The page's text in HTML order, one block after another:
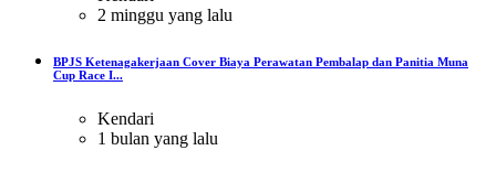
2 minggu yang lalu
BPJS Ketenagakerjaan Cover Biaya Perawatan Pembalap dan Panitia Muna
Cup Race I...
Kendari
1 bulan yang lalu